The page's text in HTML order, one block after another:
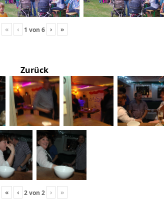
« ‹ 1 von 6 › »
Zurück
« ‹ 2von 2 › »